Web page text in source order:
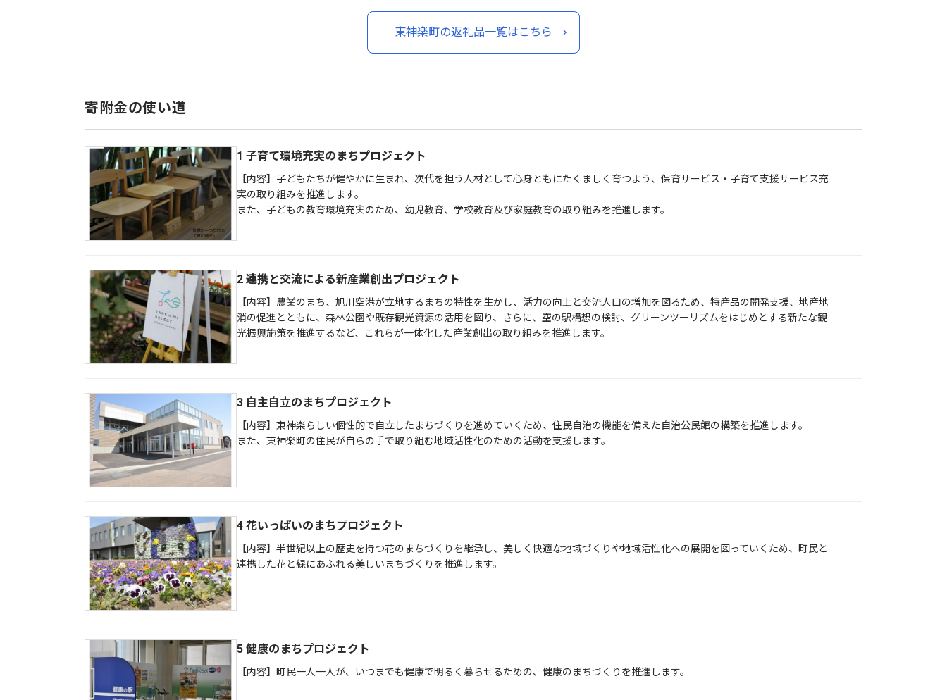
東神楽町の返礼品一覧はこちら
寄附金の使い道
1 子育て環境充実のまちプロジェクト
【内容】子どもたちが健やかに生まれ、次代を担う人材として心身ともにたくましく育つよう、保育サービス・子育て支援サービス充
実の取り組みを推進します。
また、子どもの教育環境充実のため、幼児教育、学校教育及び家庭教育の取り組みを推進します。
2 連携と交流による新産業創出プロジェクト
【内容】農業のまち、旭川空港が立地するまちの特性を生かし、活力の向上と交流人口の増加を図るため、特産品の開発支援、地産地
消の促進とともに、森林公園や既存観光資源の活用を図り、さらに、空の駅構想の検討、グリーンツーリズムをはじめとする新たな観
光振興施策を推進するなど、これらが一体化した産業創出の取り組みを推進します。
3 自主自立のまちプロジェクト
【内容】東神楽らしい個性的で自立したまちづくりを進めていくため、住民自治の機能を備えた自治公民館の構築を推進します。
また、東神楽町の住民が自らの手で取り組む地域活性化のための活動を支援します。
4 花いっぱいのまちプロジェクト
【内容】半世紀以上の歴史を持つ花のまちづくりを継承し、美しく快適な地域づくりや地域活性化への展開を図っていくため、町民と
連携した花と緑にあふれる美しいまちづくりを推進します。
5 健康のまちプロジェクト
【内容】町民一人一人が、いつまでも健康で明るく暮らせるための、健康のまちづくりを推進します。